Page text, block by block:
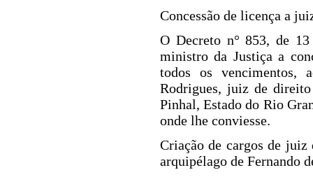
Concessão de licença a
O Decreto n° 853, de
ministro da Justiça a
todos os vencimentos,
Rodrigues, juiz de
Pinhal, Estado do Rio
onde lhe conviesse.
Criação de cargos de
arquipélago de Fernando